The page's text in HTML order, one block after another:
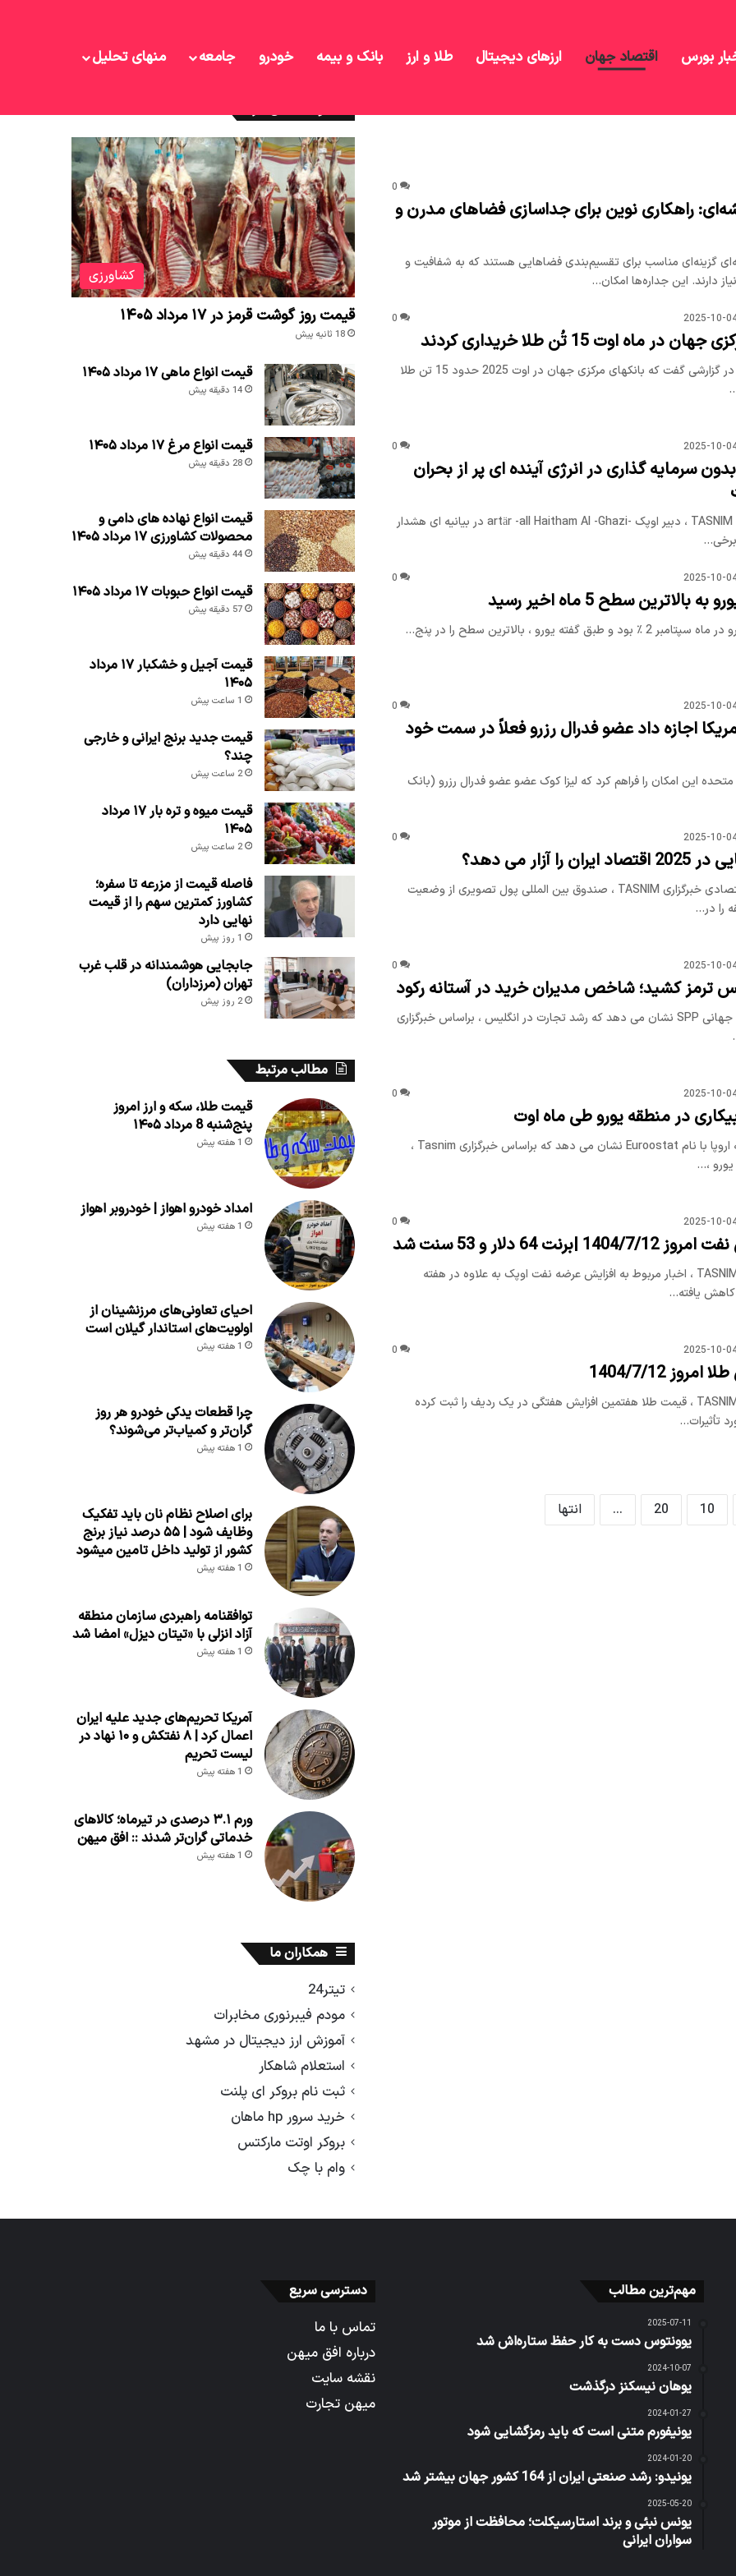
بورس اقتصاد جهان ارزهای دیجیتال طلا و ارز بانک و بیمه خودرو جامعه منهای تحلیل
0
راهکاری نوین برای جداسازی فضاهای مدرن و
گزینه‌ای مناسب برای تقسیم‌بندی فضاهایی هستند که به شفافیت و
دارند. این جداره‌ها امکان…
2025-10-
0
ماه اوت 15 تُن طلا خریداری کردند
شورای جهانی طلا در گزارشی گفت که بانکهای مرکزی جهان در اوت 2025 حدود 15 تن طلا
2025-10-
0
سرمایه گذاری در انرژی آینده ای پر از بحران
به گزارش خبرگزاری TASNIM ، دبیر اوپک -artär -all Haitham Al -Ghazi در بیانیه ای هشدار
2025-10-
0
سطح 5 ماه اخیر رسید
گفته یورو ، بالاترین سطح را در پنج…
2025-10-
0
اجازه داد عضو فدرال رزرو فعلاً در سمت خود
متحده این امکان را فراهم کرد که لیزا کوک عضو عضو فدرال رزرو (بانک
2025-10-
0
آزار می دهد؟
به گفته خبرنگار اقتصادی خبرگزاری TASNIM ، صندوق بین المللی پول تصویری از وضعیت
را در…
2025-10-
0
ترمز کشید؛ شاخص مدیران خرید در آستانه رکود
داده های موسسه جهانی SPP نشان می دهد که رشد تجارت در انگلیس ، براساس خبرگزاری
2025-10-
0
در منطقه یورو طی ماه اوت
دفتر آماری اتحادیه اروپا با نام Euroostat نشان می دهد که براساس خبرگزاری Tasnim ،
،…
2025-10-
0
|برنت 64 دلار و 53 سنت شد
براساس خبرگزاری TASNIM ، اخبار مربوط به افزایش عرضه نفت اوپک به علاوه در هفته
2025-10-
0
1404/7/12
براساس خبرگزاری TASNIM ، قیمت طلا هفتمین افزایش هفتگی در یک ردیف را ثبت کرده
تأثیرات…
10
20
... انتها
کشاورزی
قیمت روز گوشت قرمز در ۱۷ مرداد ۱۴۰۵
18 ثانیه پیش
قیمت انواع ماهی ۱۷ مرداد ۱۴۰۵
14 دقیقه پیش
قیمت انواع مرغ ۱۷ مرداد ۱۴۰۵
28 دقیقه پیش
قیمت انواع نهاده های دامی و
محصولات کشاورزی ۱۷ مرداد ۱۴۰۵
44 دقیقه پیش
قیمت انواع حبوبات ۱۷ مرداد ۱۴۰۵
57 دقیقه پیش
قیمت آجیل و خشکبار ۱۷ مرداد
۱۴۰۵
1 ساعت پیش
قیمت جدید برنج ایرانی و خارجی
چند؟
2 ساعت پیش
قیمت میوه و تره بار ۱۷ مرداد
۱۴۰۵
2 ساعت پیش
فاصله قیمت از مزرعه تا سفره؛
کشاورز کمترین سهم را از قیمت
نهایی دارد
1 روز پیش
جابجایی هوشمندانه در قلب غرب
تهران (مرزداران)
2 روز پیش
مطالب مرتبط
قیمت طلا، سکه و ارز امروز
پنج‌شنبه 8 مرداد ۱۴۰۵
1 هفته پیش
امداد خودرو اهواز | خودروبر اهواز
1 هفته پیش
احیای تعاونی‌های مرزنشینان از
اولویت‌های استاندار گیلان است
1 هفته پیش
چرا قطعات یدکی خودرو هر روز
گران‌تر و کمیاب‌تر می‌شوند؟
1 هفته پیش
برای اصلاح نظام نان باید تفکیک
وظایف شود | ۵۵ درصد نیاز برنج
کشور از تولید داخل تامین میشود
1 هفته پیش
توافقنامه راهبردی سازمان منطقه
آزاد انزلی با «تیتان دیزل» امضا شد
1 هفته پیش
آمریکا تحریم‌های جدید علیه ایران
اعمال کرد | ۸ نفتکش و ۱۰ نهاد در
لیست تحریم
1 هفته پیش
ورم ۳.۱ درصدی در تیرماه؛ کالاهای
خدماتی گران‌تر شدند :: افق میهن
1 هفته پیش
همکاران ما
تیتر24
مودم فیبرنوری مخابرات
آموزش ارز دیجیتال در مشهد
استعلام شاهکار
ثبت نام بروکر ای پلنت
خرید سرور hp ماهان
بروکر اوتت مارکتس
وام با چک
مهم‌ترین مطالب
2025-07-11
یوونتوس دست به کار حفظ ستاره‌اش شد
2024-10-07
یوهان نیسکنز درگذشت
2024-01-27
یونیفورم متنی است که باید رمزگشایی شود
2024-01-20
یونیدو: رشد صنعتی ایران از 164 کشور جهان بیشتر شد
2025-05-20
یونس نبئی و برند استارسیکلت؛ محافظت از موتور
سواران ایرانی
دسترسی سریع
تماس با ما
درباره افق میهن
نقشه سایت
میهن تجارت